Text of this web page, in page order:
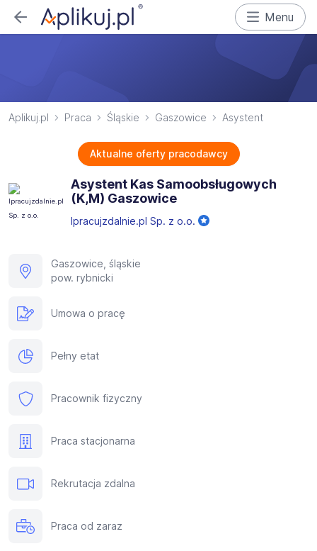
Menu
Aplikuj.pl Praca Śląskie Gaszowice Asystent
Aktualne oferty pracodawcy
Asystent Kas Samoobsługowych
(K,M) Gaszowice
Ipracujzdalnie.pl Sp. z o.o.
Gaszowice, śląskie
pow. rybnicki
Umowa o pracę
Pełny etat
Pracownik fizyczny
Praca stacjonarna
Rekrutacja zdalna
Praca od zaraz